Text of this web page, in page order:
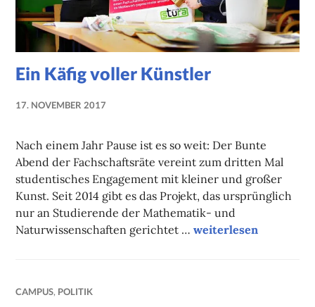
Ein Käfig voller Künstler
17. NOVEMBER 2017
ANTER
Nach einem Jahr Pause ist es so weit: Der Bunte
Abend der Fachschaftsräte vereint zum dritten Mal
studentisches Engagement mit kleiner und großer
Kunst. Seit 2014 gibt es das Projekt, das ursprünglich
nur an Studierende der Mathematik- und
Naturwissenschaften gerichtet …Ein Käfig voller
weiterlesen
CAMPUS, POLITIK